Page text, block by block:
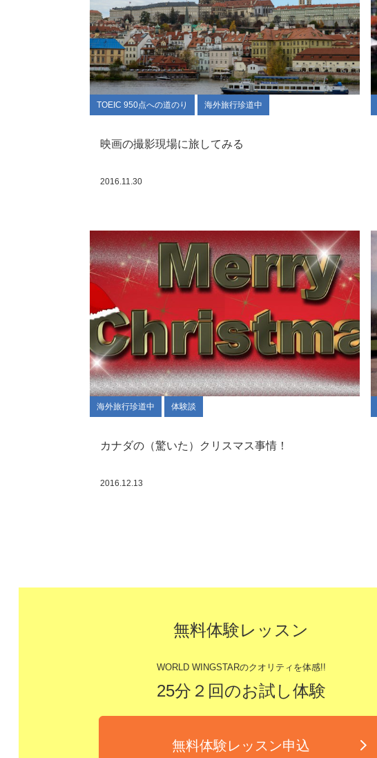
TOEIC 950点への道のり 海外旅行珍道中
映画の撮影現場に旅してみる
2016.11.30
海外旅行珍道中 体験談
カナダの（驚いた）クリスマス事情！
2016.12.13
無料体験レッスン
WORLD WINGSTARのクオリティを体感!!
25分２回のお試し体験
無料体験レッスン申込